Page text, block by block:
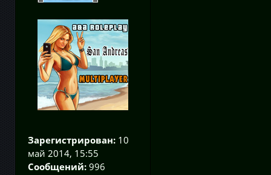
Зарегистрирован: 10
май 2014, 15:55
Сообщений: 996